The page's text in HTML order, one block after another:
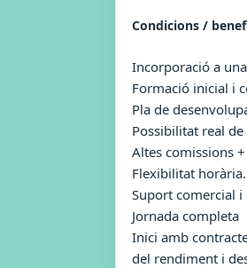
Condicions /
Incorporació a
Formació inicial i
Pla de
Possibilitat real
Altes comissions
Flexibilitat horària.
Suport comercial i
Jornada completa
Inici amb
del rendiment i